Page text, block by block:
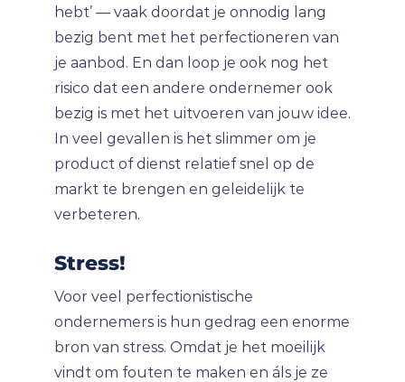
hebt’ — vaak doordat je onnodig lang
bezig bent met het perfectioneren van
je aanbod. En dan loop je ook nog het
risico dat een andere ondernemer ook
bezig is met het uitvoeren van jouw idee.
In veel gevallen is het slimmer om je
product of dienst relatief snel op de
markt te brengen en geleidelijk te
verbeteren.
Stress!
Voor veel perfectionistische
ondernemers is hun gedrag een enorme
bron van stress. Omdat je het moeilijk
vindt om fouten te maken en áls je ze